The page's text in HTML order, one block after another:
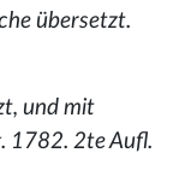
übersetzt.
und mit
1782. 2te Aufl.